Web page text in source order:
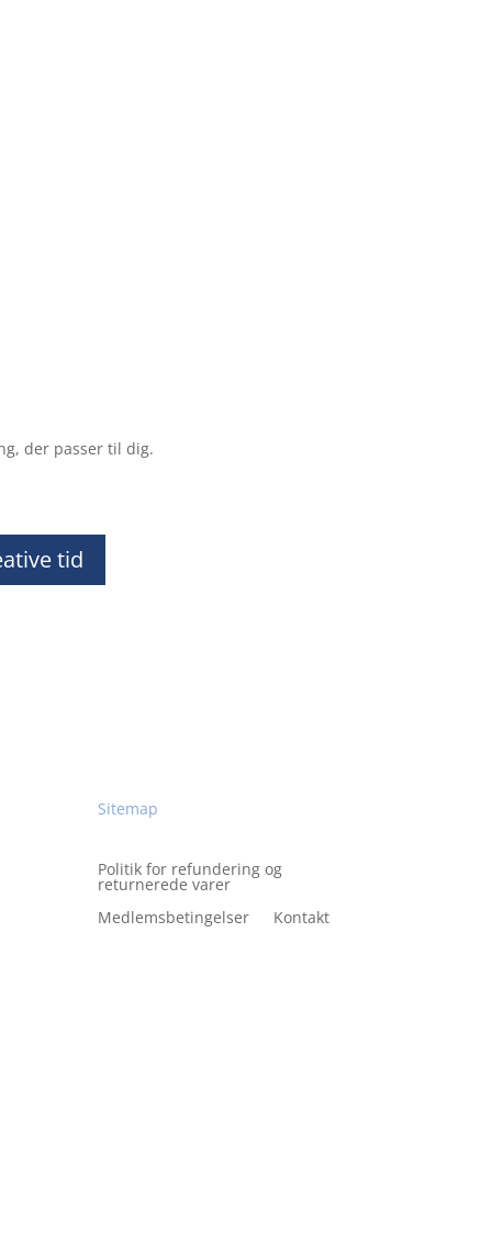
der passer til dig.
tid
Sitemap
Politik for refundering og
returnerede varer
Medlemsbetingelser
Kontakt